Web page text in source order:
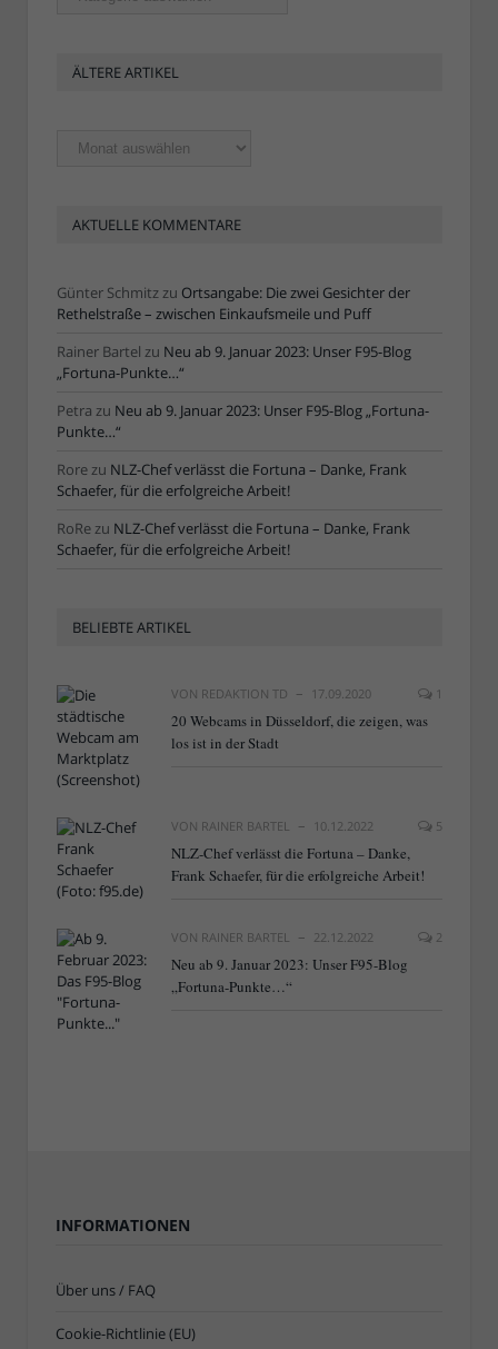
ÄLTERE ARTIKEL
Ältere
Artikel
AKTUELLE KOMMENTARE
Günter Schmitzzu Ortsangabe: Die zwei Gesichter der
Rethelstraße – zwischen Einkaufsmeile und Puff
Rainer Bartel zu Neu ab 9. Januar 2023: Unser F95-Blog
„Fortuna-Punkte…“
Petra zu Neu ab 9. Januar 2023: Unser F95-Blog „Fortuna-
Punkte…“
Rorezu NLZ-Chef verlässt die Fortuna – Danke, Frank
Schaefer, für die erfolgreiche Arbeit!
RoRezu NLZ-Chef verlässt die Fortuna – Danke, Frank
Schaefer, für die erfolgreiche Arbeit!
BELIEBTE ARTIKEL
VON REDAKTION TD 17.09.2020 1
20 Webcams in Düsseldorf, die zeigen, was
los ist in der Stadt
VON RAINER BARTEL 10.12.2022 5
NLZ-Chef verlässt die Fortuna – Danke,
Frank Schaefer, für die erfolgreiche Arbeit!
VON RAINER BARTEL 22.12.2022 2
Neu ab 9. Januar 2023: Unser F95-Blog
„Fortuna-Punkte…“
INFORMATIONEN
Über uns / FAQ
Cookie-Richtlinie (EU)